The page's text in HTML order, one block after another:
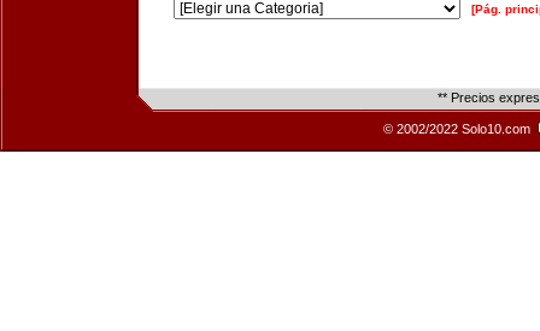
[Pág.
** Precios
© 2002/2022 Solo10.com